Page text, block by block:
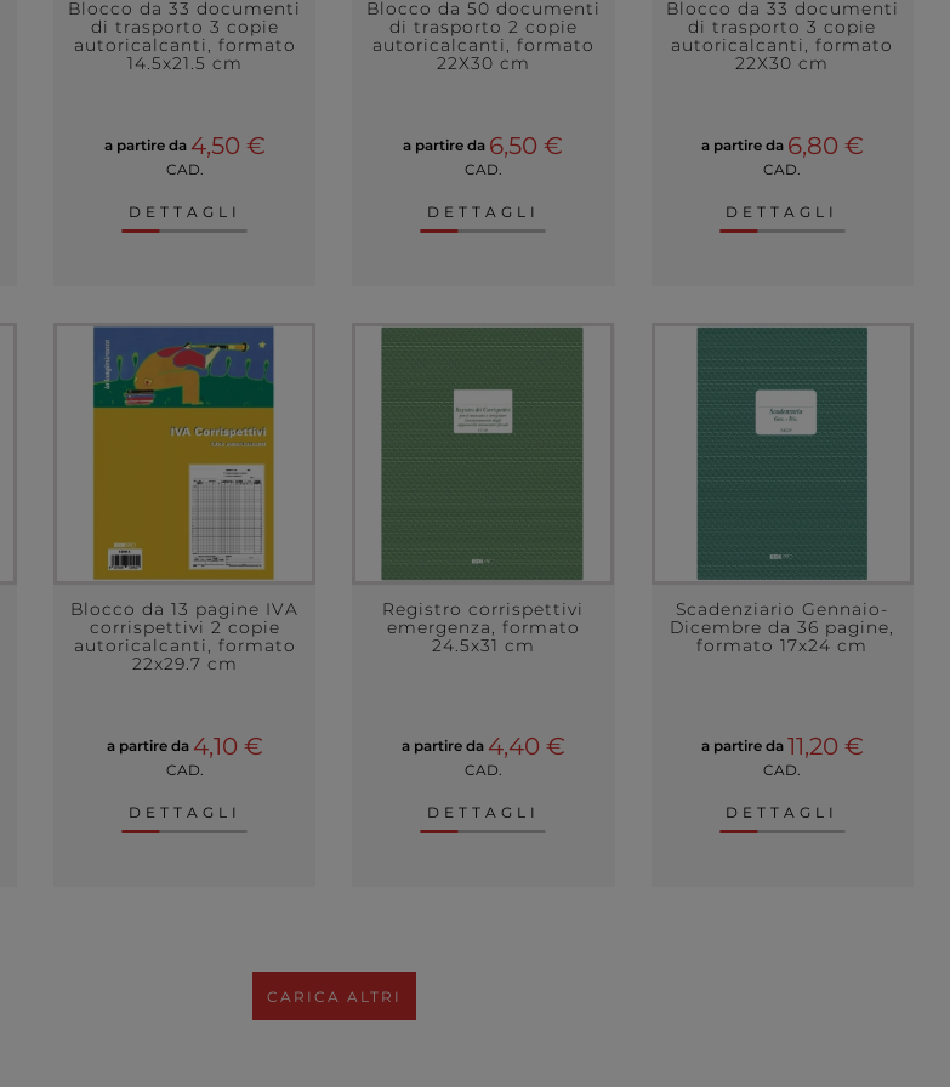
Blocco da 33 documenti
di trasporto 3 copie
autoricalcanti, formato
14.5x21.5 cm
a partire da 4,50 €
CAD.
DETTAGLI
Blocco da 50 documenti
di trasporto 2 copie
autoricalcanti, formato
22X30 cm
a partire da 6,50 €
CAD.
DETTAGLI
Blocco da 33 documenti
di trasporto 3 copie
autoricalcanti, formato
22X30 cm
a partire da 6,80 €
CAD.
DETTAGLI
Blocco da 13 pagine IVA
corrispettivi 2 copie
autoricalcanti, formato
22x29.7 cm
a partire da 4,10 €
CAD.
DETTAGLI
Registro corrispettivi
emergenza, formato
24.5x31 cm
a partire da 4,40 €
CAD.
DETTAGLI
Scadenziario Gennaio-
Dicembre da 36 pagine,
formato 17x24 cm
a partire da 11,20 €
CAD.
DETTAGLI
CARICA ALTRI